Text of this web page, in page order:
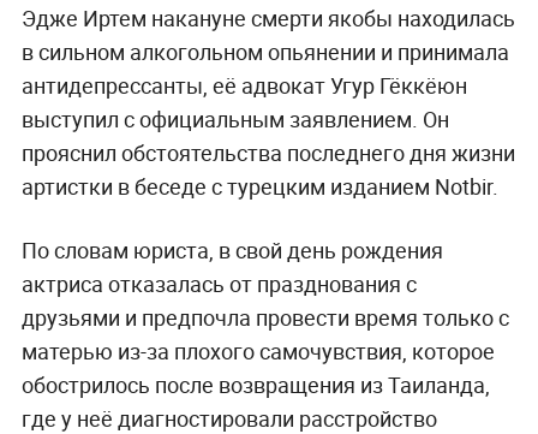
Эдже Иртем накануне смерти якобы находилась
в сильном алкогольном опьянении и принимала
антидепрессанты, её адвокат Угур Гёккёюн
выступил с официальным заявлением. Он
прояснил обстоятельства последнего дня жизни
артистки в беседе с турецким изданием Notbir.
По словам юриста, в свой день рождения
актриса отказалась от празднования с
друзьями и предпочла провести время только с
матерью из-за плохого самочувствия, которое
обострилось после возвращения из Таиланда,
где у неё диагностировали расстройство